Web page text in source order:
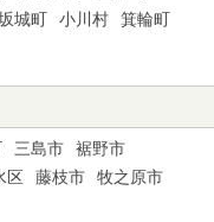
城町 小川村
箕輪町
三島市
裾野市
区 藤枝市
牧之原市